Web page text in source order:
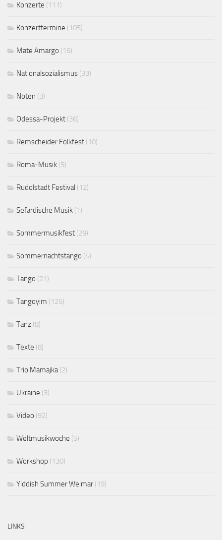
Konzerte (111)
Konzerttermine (105)
Mate Amargo (16)
Nationalsozialismus (33)
Noten (3)
Odessa-Projekt (36)
Remscheider Folkfest (10)
Roma-Musik (5)
Rudolstadt Festival (12)
Sefardische Musik (1)
Sommermusikfest (29)
Sommernachtstango (4)
Tango (21)
Tangoyim (125)
Tanz (8)
Texte (8)
Trio Mamajka(2)
Ukraine (3)
Video (92)
Weltmusikwoche (5)
Workshop (130)
Yiddish Summer Weimar (19)
LINKS